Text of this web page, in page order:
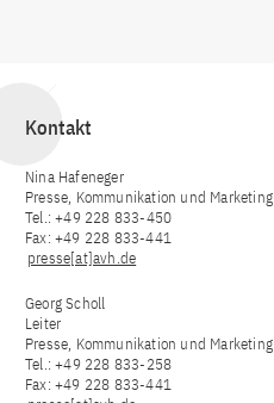
Kontakt
Nina Hafeneger
Presse, Kommunikation und Marketing
Tel.: +49 228 833-450
Fax: +49 228 833-441
presse[at]avh.de
Georg Scholl
Leiter
Presse, Kommunikation und Marketing
Tel.: +49 228 833-258
Fax: +49 228 833-441